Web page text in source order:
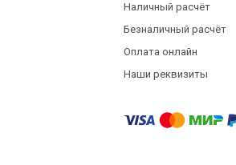
Наличный расчёт
Безналичный расчёт
Оплата онлайн
Наши реквизиты